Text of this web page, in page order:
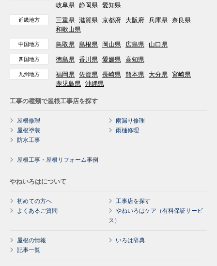
岐阜県 静岡県 愛知県
近畿地方 三重県 滋賀県 京都府 大阪府 兵庫県 奈良県
和歌山県
中国地方 鳥取県 島根県 岡山県 広島県 山口県
四国地方 徳島県 香川県 愛媛県 高知県
九州地方 福岡県 佐賀県 長崎県 熊本県 大分県 宮崎県
鹿児島県 沖縄県
工事の種類で屋根工事店を探す
屋根修理
雨漏り修理
屋根塗装
雨樋修理
防水工事
屋根工事・屋根リフォーム事例
やねいろはについて
初めての方へ
工事店を探す
よくあるご質問
やねいろはケア（有料保証サービ
ス）
屋根の情報
いろは辞典
記事一覧